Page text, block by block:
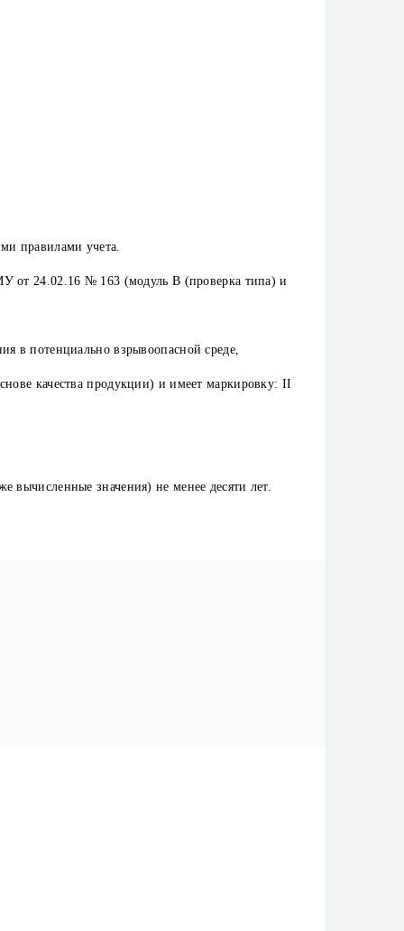
правилами учета.
от 24.02.16 № 163 (модуль В (проверка типа) и
в потенциально взрывоопасной среде,
качества продукции) и имеет маркировку: II
вычисленные значения) не менее десяти лет.